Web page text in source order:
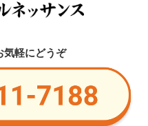
気軽にどうぞ